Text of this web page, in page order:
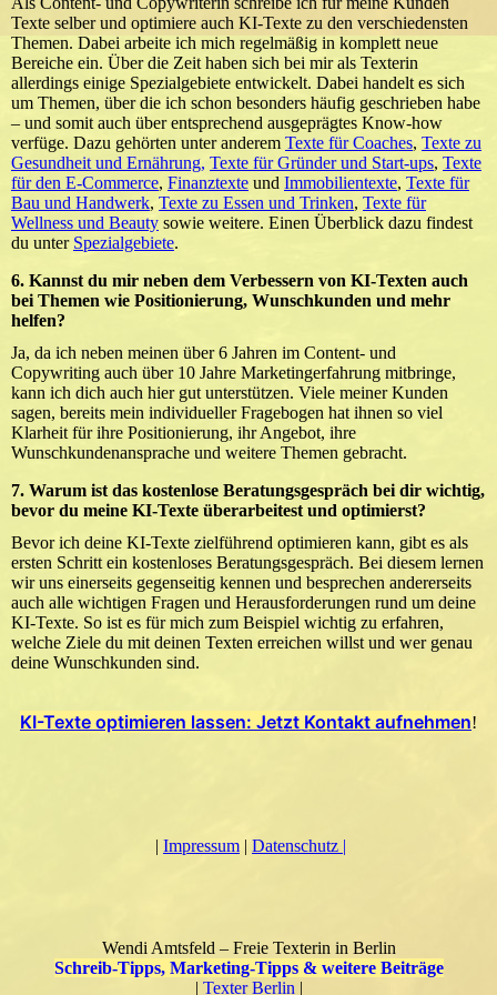
Texte selber und optimiere auch KI-Texte zu den verschiedensten
Themen. Dabei arbeite ich mich regelmäßig in komplett neue
Bereiche ein. Über die Zeit haben sich bei mir als Texterin
allerdings einige Spezialgebiete entwickelt. Dabei handelt es sich
um Themen, über die ich schon besonders häufig geschrieben habe
– und somit auch über entsprechend ausgeprägtes Know-how
verfüge. Dazu gehörten unter anderem Texte für Coaches, Texte zu
Gesundheit und Ernährung, Texte für Gründer und Start-ups, Texte
für den E-Commerce, Finanztexte und Immobilientexte, Texte für
Bau und Handwerk, Texte zu Essen und Trinken, Texte für
Wellness und Beauty sowie weitere. Einen Überblick dazu findest
du unter Spezialgebiete.
6. Kannst du mir neben dem Verbessern von KI-Texten auch
bei Themen wie Positionierung, Wunschkunden und mehr
helfen?
Ja, da ich neben meinen über 6 Jahren im Content- und
Copywriting auch über 10 Jahre Marketingerfahrung mitbringe,
kann ich dich auch hier gut unterstützen. Viele meiner Kunden
sagen, bereits mein individueller Fragebogen hat ihnen so viel
Klarheit für ihre Positionierung, ihr Angebot, ihre
Wunschkundenansprache und weitere Themen gebracht.
7. Warum ist das kostenlose Beratungsgespräch bei dir wichtig,
bevor du meine KI-Texte überarbeitest und optimierst?
Bevor ich deine KI-Texte zielführend optimieren kann, gibt es als
ersten Schritt ein kostenloses Beratungsgespräch. Bei diesem lernen
wir uns einerseits gegenseitig kennen und besprechen andererseits
auch alle wichtigen Fragen und Herausforderungen rund um deine
KI-Texte. So ist es für mich zum Beispiel wichtig zu erfahren,
welche Ziele du mit deinen Texten erreichen willst und wer genau
deine Wunschkunden sind.
KI-Texte optimieren lassen: Jetzt Kontakt aufnehmen!
| Impressum | Datenschutz |
Wendi Amtsfeld – Freie Texterin in Berlin
Schreib-Tipps, Marketing-Tipps & weitere Beiträge
| Texter Berlin |